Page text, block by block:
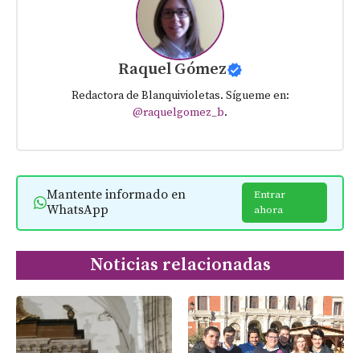
Raquel Gómez
Redactora de Blanquivioletas. Sígueme en:
@raquelgomez_b.
Mantente informado en
WhatsApp
Entrar
ahora
Noticias relacionadas